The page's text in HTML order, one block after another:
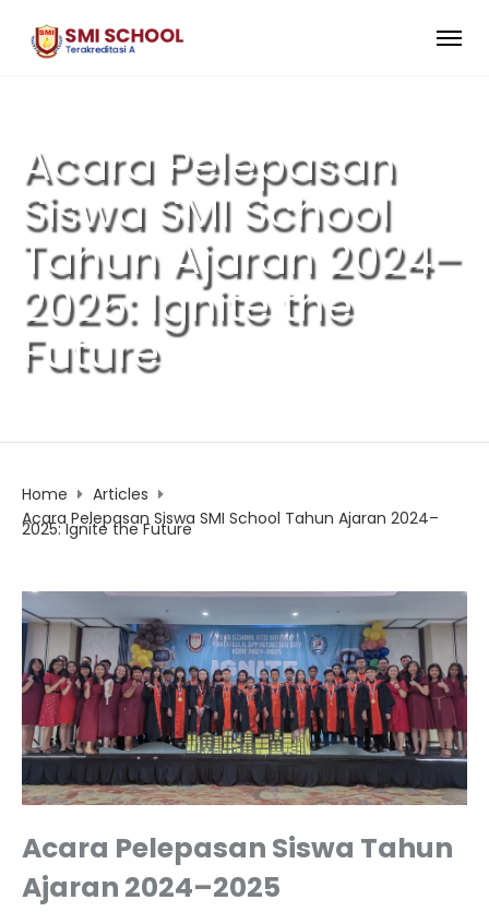
Acara Pelepasan
Siswa SMI School
Tahun Ajaran 2024–
2025: Ignite the
Future
Home
Articles
Acara Pelepasan Siswa SMI School Tahun Ajaran 2024–
2025: Ignite the Future
Acara Pelepasan Siswa Tahun
Ajaran 2024–2025